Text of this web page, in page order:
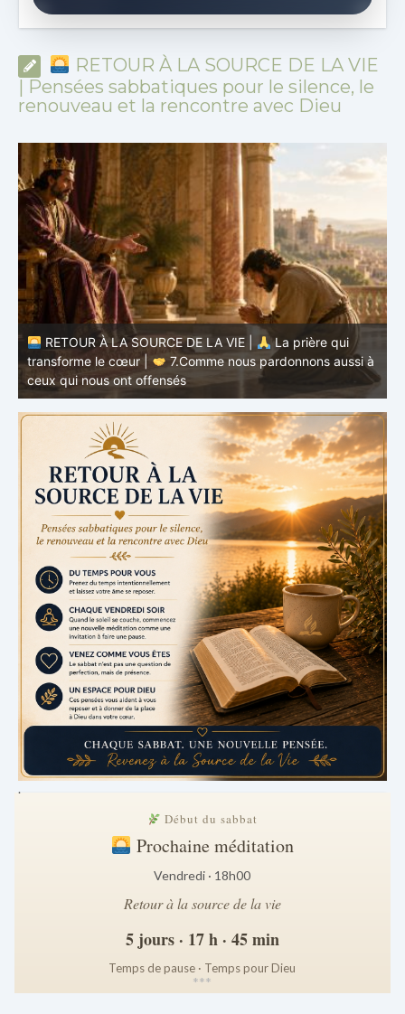
RETOUR À LA SOURCE DE LA VIE
| Pensées sabbatiques pour le silence, le
renouveau et la rencontre avec Dieu
RETOUR À LA SOURCE DE LA VIE |
La prière qui
transforme le cœur |
7.Comme nous pardonnons aussi à
ceux qui nous ont offensés
.
Début du sabbat
Prochaine méditation
Vendredi · 18h00
Retour à la source de la vie
5 jours · 17 h · 45 min
Temps de pause · Temps pour Dieu
***